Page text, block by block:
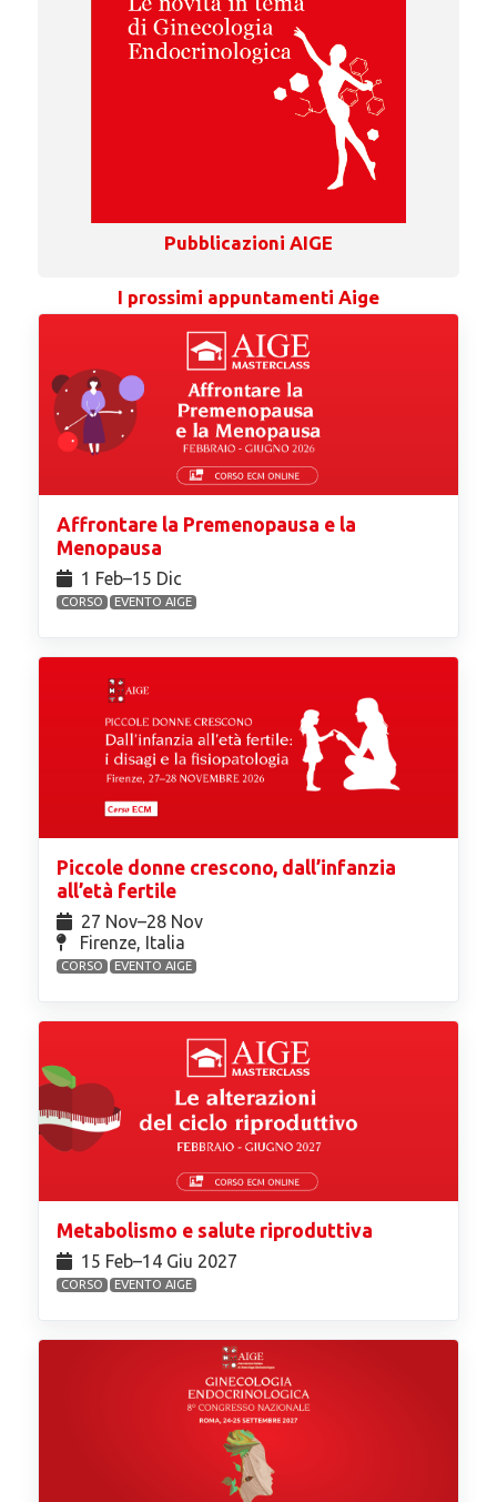
Pubblicazioni AIGE
I prossimi appuntamenti Aige
Affrontare la Premenopausa e la
Menopausa
1 Feb⁠–15 Dic
CORSO EVENTO AIGE
Piccole donne crescono, dall’infanzia
all’età fertile
27 Nov⁠–28 Nov
Firenze, Italia
CORSO EVENTO AIGE
Metabolismo e salute riproduttiva
15 Feb⁠–14 Giu 2027
CORSO EVENTO AIGE